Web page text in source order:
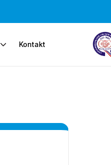
Kontakt